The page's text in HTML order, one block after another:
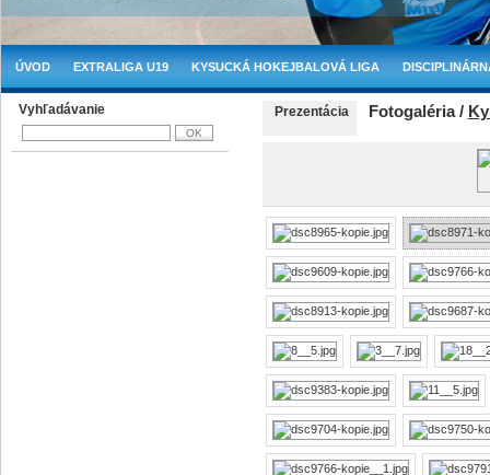
ÚVOD EXTRALIGA U19 KYSUCKÁ HOKEJBALOVÁ LIGA
Vyhľadávanie Prezentácia Fotogaléria /